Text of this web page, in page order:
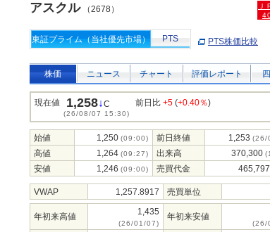
アスクル（2678）
Ｊ
東証プライム（当社優先市場） PTS PTS株価比較
株価 ニュース チャート 評価レポート
現在値 1,258↓C
(26/08/07 15:30)
前日比 +5 (+0.40％)
始値 1,250 (09:00) 前日終値 1,253 (26/
高値 1,264 (09:27) 出来高 370,300
安値 1,246 (09:00) 売買代金 465,797
VWAP 1,257.8917 売買単位
年初来高値 1,435
(26/01/07)
年初来安値
(26/